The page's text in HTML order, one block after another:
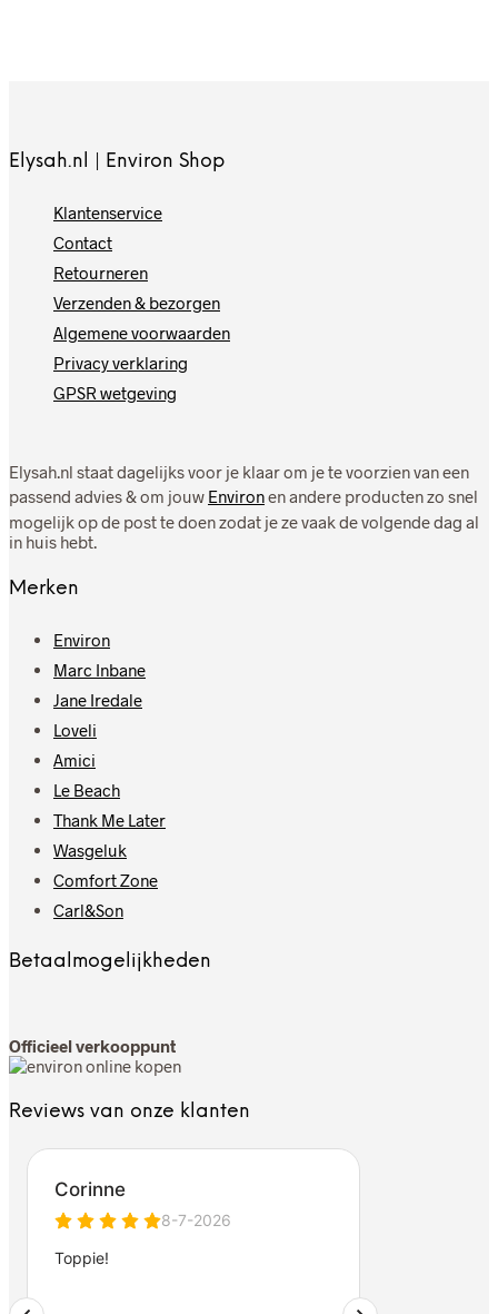
Elysah.nl | Environ Shop
Klantenservice
Contact
Retourneren
Verzenden & bezorgen
Algemene voorwaarden
Privacy verklaring
GPSR wetgeving
Elysah.nl staat dagelijks voor je klaar om je te voorzien van een
passend advies & om jouw Environen andere producten zo snel
mogelijk op de post te doen zodat je ze vaak de volgende dag al
in huis hebt.
Merken
Environ
Marc Inbane
Jane Iredale
Loveli
Amici
Le Beach
Thank Me Later
Wasgeluk
Comfort Zone
Carl&Son
Betaalmogelijkheden
Officieel verkooppunt
Reviews van onze klanten